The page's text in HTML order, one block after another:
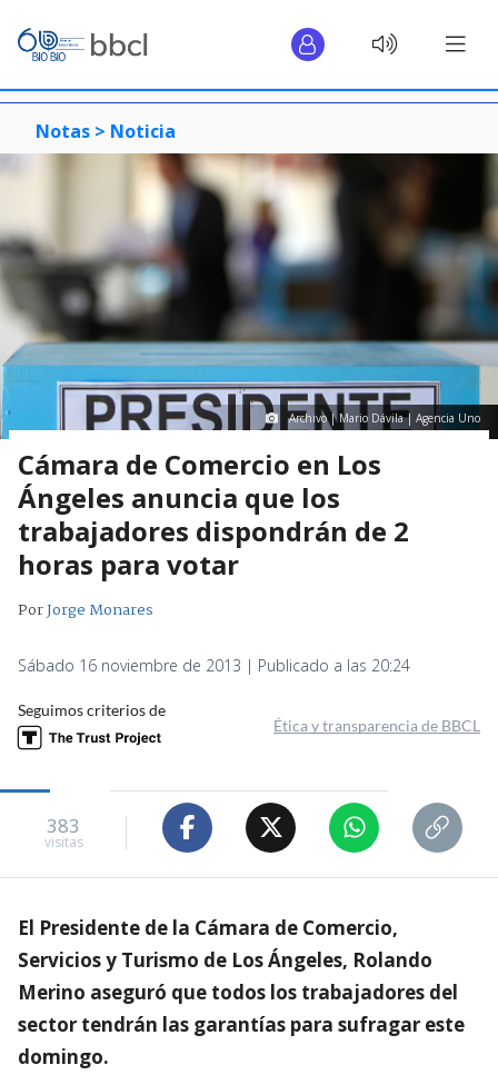
Notas > Noticia
Archivo | Mario Dávila | Agencia Uno
Cámara de Comercio en Los
Ángeles anuncia que los
trabajadores dispondrán de 2
horas para votar
PorJorge Monares
Sábado 16 noviembre de 2013 | Publicado a las 20:24
Seguimos criterios de
Ética y transparencia de BBCL
383
visitas
El Presidente de la Cámara de Comercio,
Servicios y Turismo de Los Ángeles, Rolando
Merino aseguró que todos los trabajadores del
sector tendrán las garantías para sufragar este
domingo.